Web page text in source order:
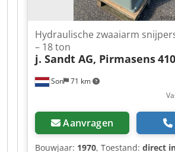
Son 71 km
Hydraulische zwaaiarm
– 18 ton
j. Sandt AG, Pirmasens410
Aanvragen
Bouwjaar: 1970, Toestand: direct